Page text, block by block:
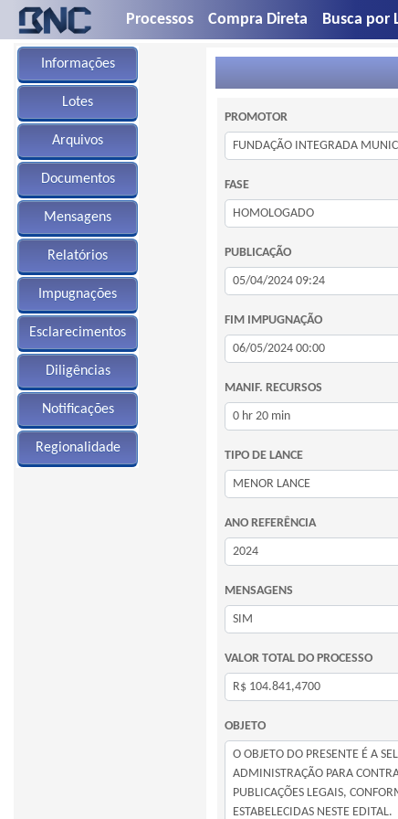
Processos Compra Direta Busca por
Informações
Lotes
Arquivos
Documentos
Mensagens
Relatórios
Impugnações
Esclarecimentos
Diligências
Notificações
Regionalidade
PROMOTOR
FASE
PUBLICAÇÃO
FIM IMPUGNAÇÃO
MANIF. RECURSOS
TIPO DE LANCE
ANO REFERÊNCIA
MENSAGENS
VALOR TOTAL DO PROCESSO
OBJETO